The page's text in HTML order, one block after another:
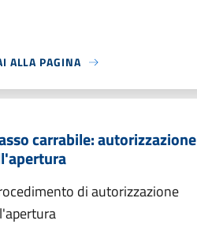
ALLA PAGINA
carrabile: autorizzazione
di autorizzazione